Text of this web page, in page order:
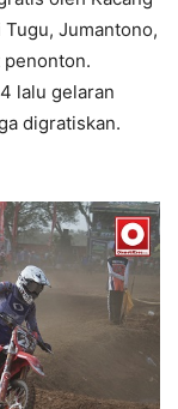
Jumantono,
lalu gelaran
digratiskan.